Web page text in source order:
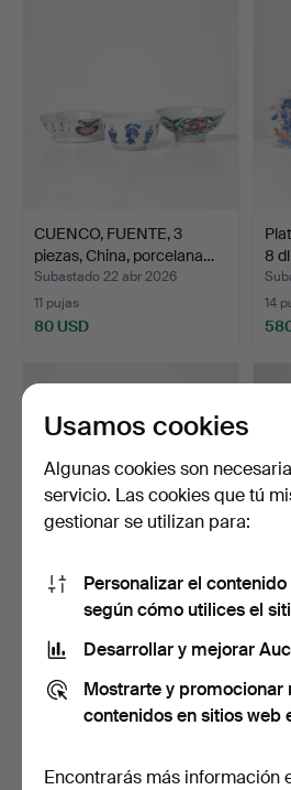
CUENCO, FUENTE, 3
piezas, China, porcelana…
Subastado 22 abr 2026
11 pujas
80 USD
8
14
Un jarrón chino, del siglo
XVIII, porcelan…
Subastado 4 abr 2026
32 USD
Usamos cookies
Algunas cookies son
servicio. Las cookies que tú
gestionar se utilizan para:
Personalizar el
según cómo utilices el
Desarrollar y mejorar
Mostrarte y promocionar
contenidos en sitios web
Encontrarás más información